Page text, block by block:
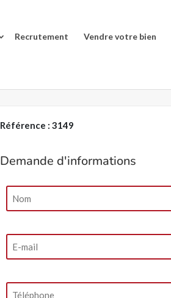
Recrutement Vendre votre bien
Référence : 3149
Demande d'informations